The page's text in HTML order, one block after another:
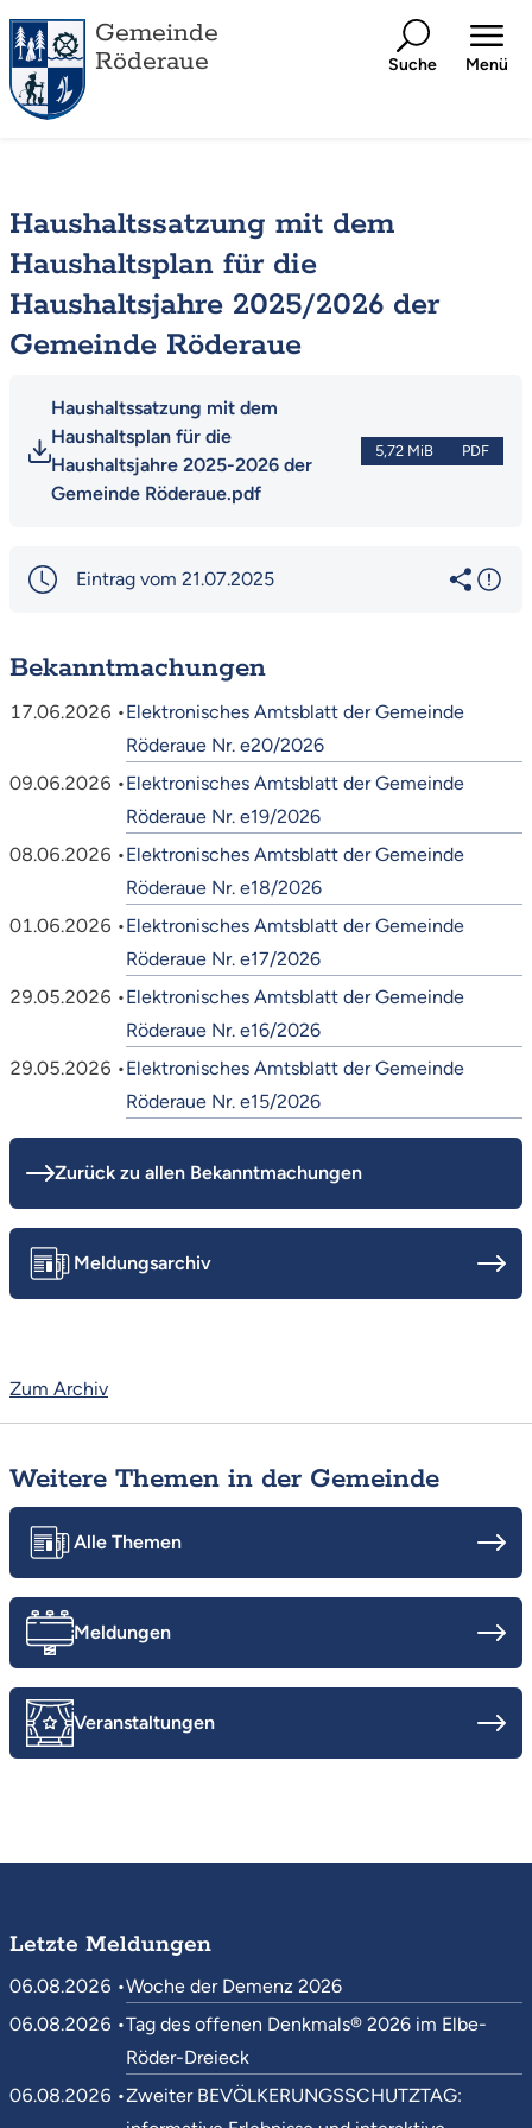
Gemeinde
Röderaue
Suche Menü
Haushaltssatzung mit dem
Haushaltsplan für die
Haushaltsjahre 2025/2026 der
Gemeinde Röderaue
Haushaltssatzung mit dem
Haushaltsplan für die
Haushaltsjahre 2025-2026 der
Gemeinde Röderaue.pdf
5,72 MiB PDF
Eintrag vom 21.07.2025
Bekanntmachungen
17.06.2026 •Elektronisches Amtsblatt der Gemeinde
Röderaue Nr. e20/2026
09.06.2026 •Elektronisches Amtsblatt der Gemeinde
Röderaue Nr. e19/2026
08.06.2026 •Elektronisches Amtsblatt der Gemeinde
Röderaue Nr. e18/2026
01.06.2026 •Elektronisches Amtsblatt der Gemeinde
Röderaue Nr. e17/2026
29.05.2026 •Elektronisches Amtsblatt der Gemeinde
Röderaue Nr. e16/2026
29.05.2026 •Elektronisches Amtsblatt der Gemeinde
Röderaue Nr. e15/2026
Zurück zu allen Bekanntmachungen
Meldungsarchiv
Zum Archiv
Weitere Themen in der Gemeinde
Alle Themen
Meldungen
Veranstaltungen
Letzte Meldungen
06.08.2026 •Woche der Demenz 2026
06.08.2026 •Tag des offenen Denkmals® 2026 im Elbe-
Röder-Dreieck
06.08.2026 •Zweiter BEVÖLKERUNGSSCHUTZTAG: